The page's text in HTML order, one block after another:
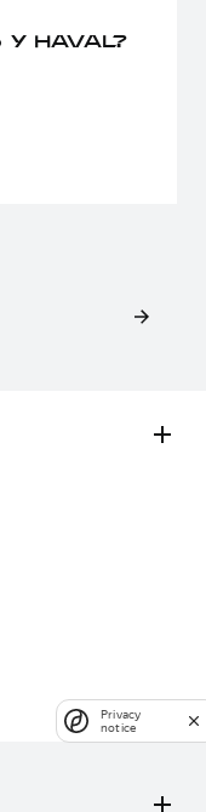
HAVAL?
Privacy
notice